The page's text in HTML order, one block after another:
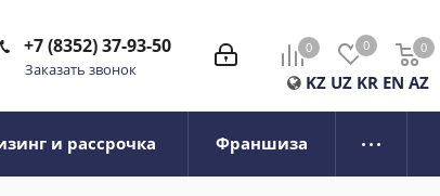
0 0 0
0
KZ UZ KR EN AZ
+7 (8352) 37-93-50
Заказать звонок
и рассрочка Франшиза